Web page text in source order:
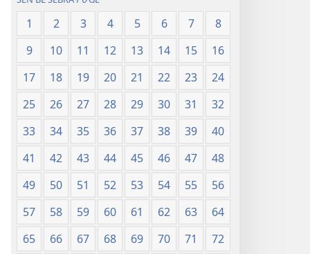
1 2 3 4 5 6 7
8
9
10 11 12 13 14 15
16
17
18 19 20 21 22 23
24
25
26 27 28 29 30 31
32
33
34 35 36 37 38 39
40
41
42 43 44 45 46 47
48
49
50 51 52 53 54 55
56
57
58 59 60 61 62 63
64
65
66 67 68 69 70 71
72